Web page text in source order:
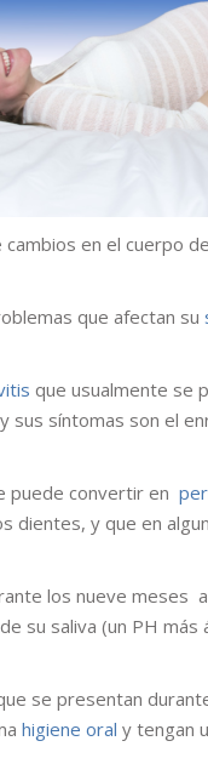
en el cuerpo
que afectan su
que usualmente se
sus síntomas son el
puede convertir en
dientes, y que en
los nueve meses
su saliva (un PH más
se presentan
higiene oral y tengan